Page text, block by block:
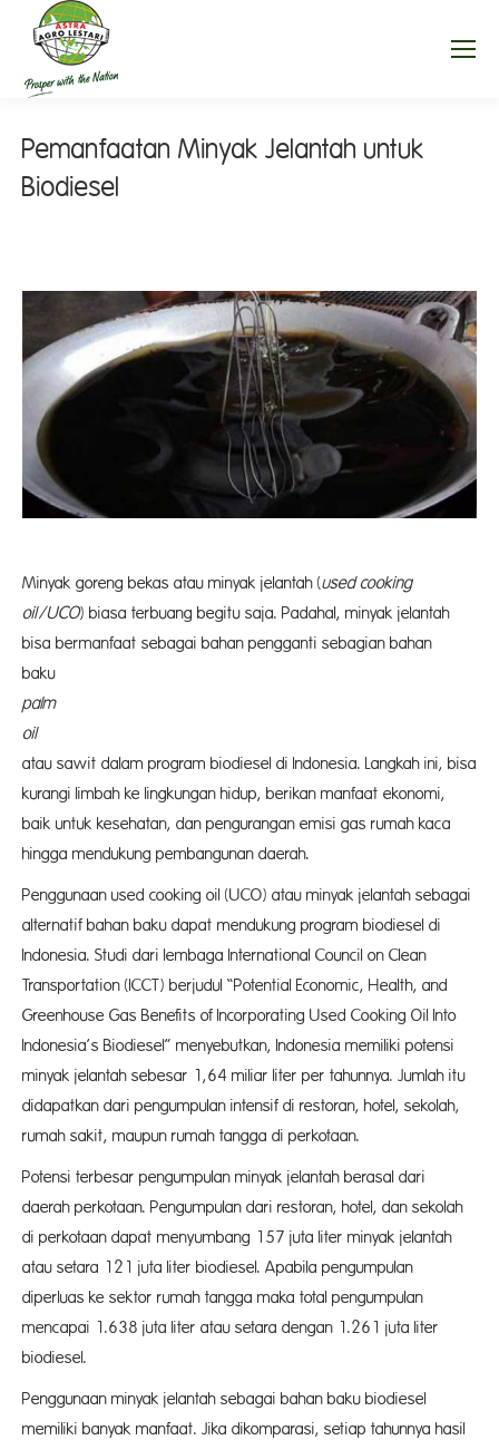
Pemanfaatan Minyak Jelantah untuk
Biodiesel
Minyak goreng bekas atau minyak jelantah (used cooking
oil/UCO) biasa terbuang begitu saja. Padahal, minyak jelantah
bisa bermanfaat sebagai bahan pengganti sebagian bahan
palm
oil
atau sawit dalam program biodiesel di Indonesia. Langkah ini, bisa
kurangi limbah ke lingkungan hidup, berikan manfaat ekonomi,
baik untuk kesehatan, dan pengurangan emisi gas rumah kaca
hingga mendukung pembangunan daerah.
Penggunaan used cooking oil (UCO) atau minyak jelantah sebagai
alternatif bahan baku dapat mendukung program biodiesel di
Indonesia. Studi dari lembaga International Council on Clean
Transportation (ICCT) berjudul “Potential Economic, Health, and
Greenhouse Gas Benefits of Incorporating Used Cooking Oil Into
Indonesia’s Biodiesel” menyebutkan, Indonesia memiliki potensi
minyak jelantah sebesar 1,64 miliar liter per tahunnya. Jumlah itu
didapatkan dari pengumpulan intensif di restoran, hotel, sekolah,
rumah sakit, maupun rumah tangga di perkotaan.
Potensi terbesar pengumpulan minyak jelantah berasal dari
daerah perkotaan. Pengumpulan dari restoran, hotel, dan sekolah
di perkotaan dapat menyumbang 157 juta liter minyak jelantah
atau setara 121 juta liter biodiesel. Apabila pengumpulan
diperluas ke sektor rumah tangga maka total pengumpulan
mencapai 1.638 juta liter atau setara dengan 1.261 juta liter
biodiesel.
Penggunaan minyak jelantah sebagai bahan baku biodiesel
memiliki banyak manfaat. Jika dikomparasi, setiap tahunnya hasil